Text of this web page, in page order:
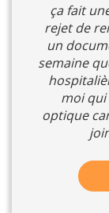
ça fait
rejet de
un
semaine
moi
optique